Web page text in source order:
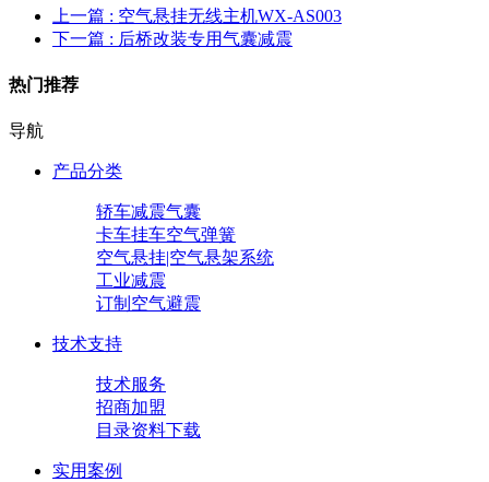
上一篇 : 空气悬挂无线主机WX-AS003
下一篇 : 后桥改装专用气囊减震
热门推荐
导航
产品分类
轿车减震气囊
卡车挂车空气弹簧
空气悬挂|空气悬架系统
工业减震
订制空气避震
技术支持
技术服务
招商加盟
目录资料下载
实用案例